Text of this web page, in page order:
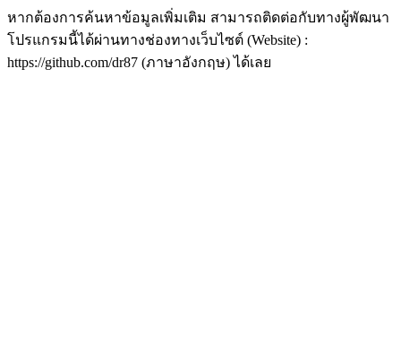
หากต้องการค้นหาข้อมูลเพิ่มเติม สามารถติดต่อกับทางผู้พัฒนา
โปรแกรมนี้ได้ผ่านทางช่องทางเว็บไซต์ (Website) :
https://github.com/dr87 (ภาษาอังกฤษ) ได้เลย